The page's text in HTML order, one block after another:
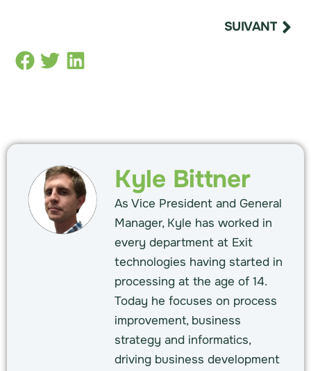
SUIVANT
Kyle Bittner
As Vice President and General
Manager, Kyle has worked in
every department at Exit
technologies having started in
processing at the age of 14.
Today he focuses on process
improvement, business
strategy and informatics,
driving business development